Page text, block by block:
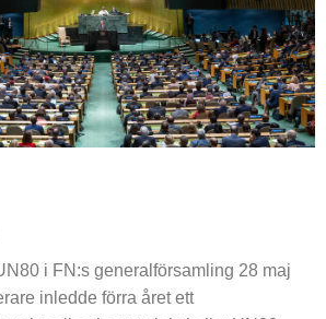
i FN:s generalförsamling 28 maj
inledde förra året ett